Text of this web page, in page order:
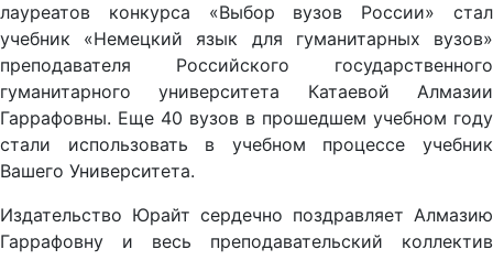
лауреатов конкурса «Выбор вузов России» стал
учебник «Немецкий язык для гуманитарных вузов»
преподавателя Российского государственного
гуманитарного университета Катаевой Алмазии
Гаррафовны. Еще 40 вузов в прошедшем учебном году
стали использовать в учебном процессе учебник
Вашего Университета.
Издательство Юрайт сердечно поздравляет Алмазию
Гаррафовну и весь преподавательский коллектив